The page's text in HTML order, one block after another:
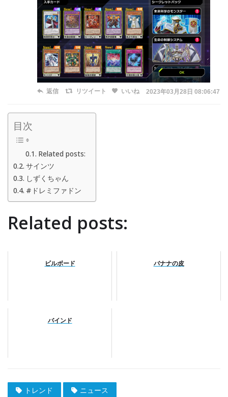
返信 リツイート いいね 2023年03月28日 08:06:47
目次
Related posts:
サインツ
しずくちゃん
#ドレミファドン
Related posts:
ビルボード バナナの皮
バインド
トレンド ニュース